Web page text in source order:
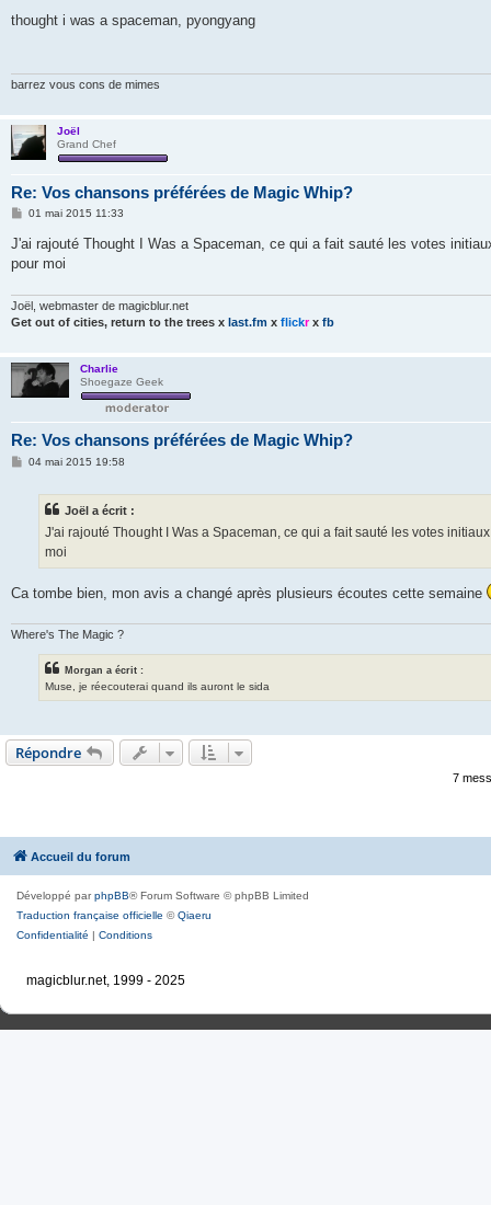
s
thought i was a spaceman, pyongyang
barrez vous cons de mimes
Joël
Grand Chef
Re: Vos chansons préférées de Magic Whip?
M
s
s
a
01 mai 2015 11:33
J'ai rajouté Thought I Was a Spaceman, ce qui a fait sauté les votes
pour moi
Joël, webmaster de magicblur.net
Get out of cities, return to the trees x last.fm x flickrx fb
Charlie
Shoegaze Geek
Re: Vos chansons préférées de Magic Whip?
M04 mai 2015 19:58
Joël a écrit :
J'ai rajouté Thought I Was a Spaceman, ce qui a fait sauté les votes
moi
Ca tombe bien, mon avis a changé après plusieurs écoutes cette semaine
Where's The Magic ?
Morgan a écrit :
Muse, je réecouterai quand ils auront le sida
Répondre
7
Accueil du forum
Développé parphpBB® Forum Software © phpBB Limited
Traduction française officielle ©Qiaeru
Confidentialité | Conditions
magicblur.net, 1999 - 2025